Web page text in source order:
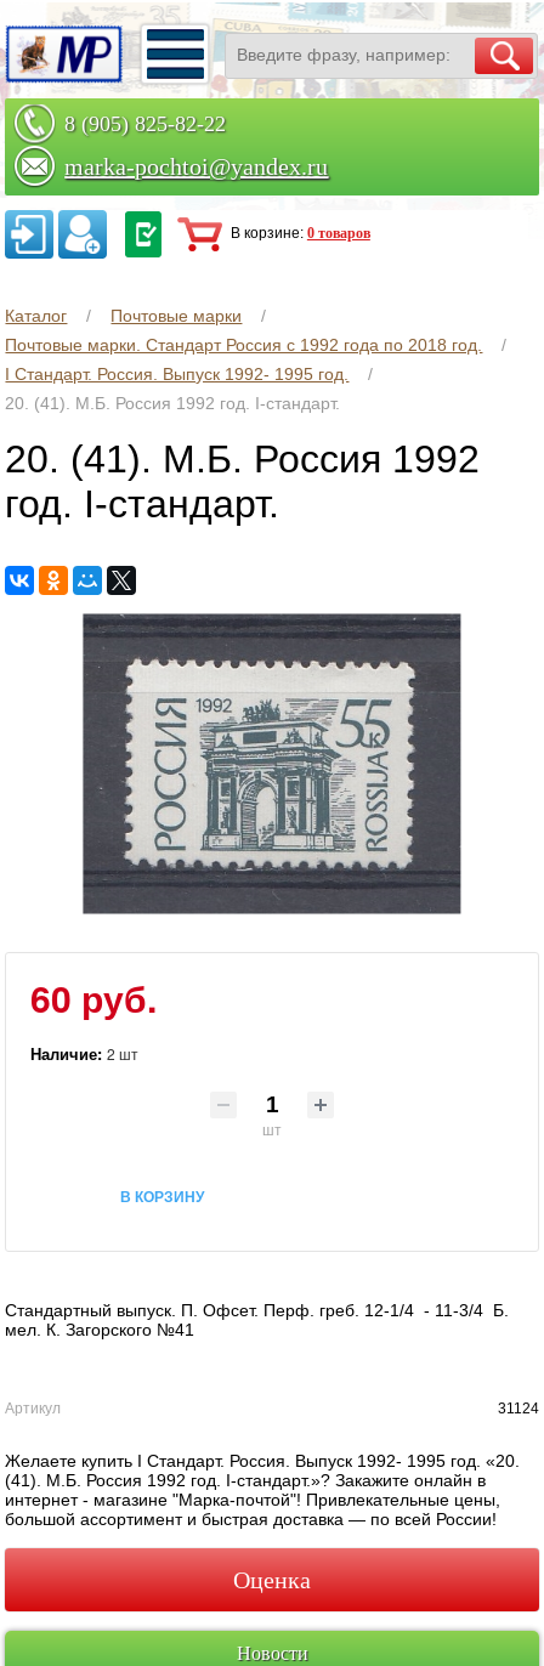
8 (905) 825-82-22
marka-pochtoi@yandex.ru
Заказать по телефону
В корзине: 0 товаров
Каталог
Почтовые марки
Почтовые марки. Стандарт Россия с 1992 года по 2018 год.
I Стандарт. Россия. Выпуск 1992- 1995 год.
20. (41). М.Б. Россия 1992 год. I-стандарт.
20. (41). М.Б. Россия 1992
год. I-стандарт.
60 руб.
Наличие:2 шт
шт
В КОРЗИНУ
Стандартный выпуск. П. Офсет. Перф. греб. 12-1/4 - 11-3/4 Б.
мел. К. Загорского №41
Артикул 31124
Желаете купить I Стандарт. Россия. Выпуск 1992- 1995 год. «20.
(41). М.Б. Россия 1992 год. I-стандарт.»? Закажите онлайн в
интернет - магазине "Марка-почтой"! Привлекательные цены,
большой ассортимент и быстрая доставка — по всей России!
Оценка
Новости